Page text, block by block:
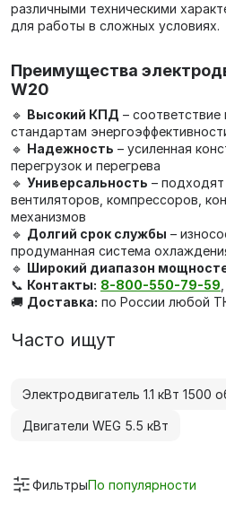
различными техническими
для работы в сложных условиях.
Преимущества
W20
🔹 Высокий КПД –
стандартам
🔹 Надежность – усиленная
перегрузок и перегрева
🔹 Универсальность – подходят
вентиляторов, компрессоров,
механизмов
🔹 Долгий срок службы –
продуманная система
🔹 Широкий диапазон
📞 Контакты: 8-800-550-79-59
🚚 Доставка: по России любой
Часто ищут
Электродвигатель 1.1 кВт 1500
Двигатели WEG 5.5 кВт
ФильтрыПо популярности